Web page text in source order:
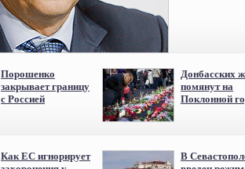
Порошенко
закрывает границу
с Россией
Донбасских
помянут на
Поклонной
Как ЕС игнорирует
В